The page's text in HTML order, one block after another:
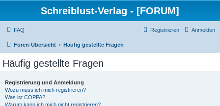
Schreiblust-Verlag - [FORUM]
FAQ Anmelden
Registrieren
Foren-Übersicht Häufig gestellte Fragen
Häufig gestellte Fragen
Registrierung und Anmeldung
Wozu muss ich mich registrieren?
Was ist COPPA?
Warum kann ich mich nicht registrieren?